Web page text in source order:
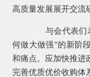
高质量发展展开交流
与会代表们表
何做大做强”的新阶
和痛点。应加快推进
完善优质优价收购体